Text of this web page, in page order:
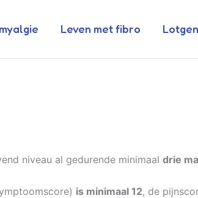
Leven met fibro
niveau al gedurende minimaal drie
is minimaal 12, de